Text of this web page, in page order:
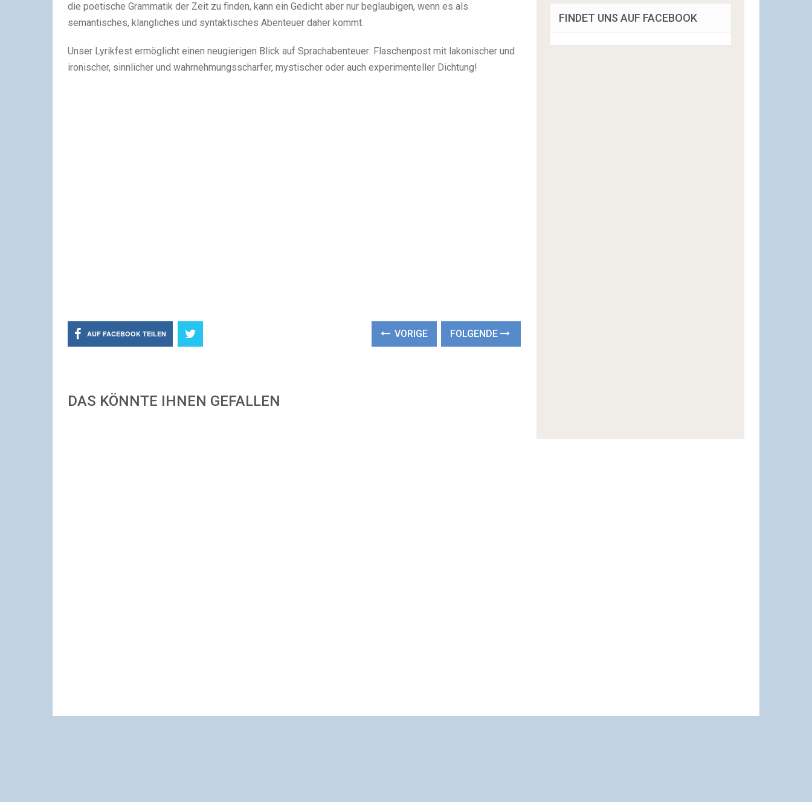
die poetische Grammatik der Zeit zu finden, kann ein Gedicht aber nur beglaubigen, wenn es als
semantisches, klangliches und syntaktisches Abenteuer daher kommt.
Unser Lyrikfest ermöglicht einen neugierigen Blick auf Sprachabenteuer: Flaschenpost mit lakonischer und
ironischer, sinnlicher und wahrnehmungsscharfer, mystischer oder auch experimenteller Dichtung!
AUF FACEBOOK TEILEN VORIGE FOLGENDE
DAS KÖNNTE IHNEN GEFALLEN
FINDET UNS AUF FACEBOOK